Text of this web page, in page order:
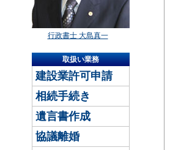
行政書士 大島真一
取扱い業務
建設業許可申請
相続手続き
遺言書作成
協議離婚